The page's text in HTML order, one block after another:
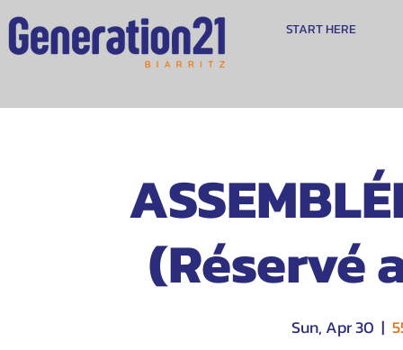
START HERE
(Réservé
Sun, Apr 30
  |